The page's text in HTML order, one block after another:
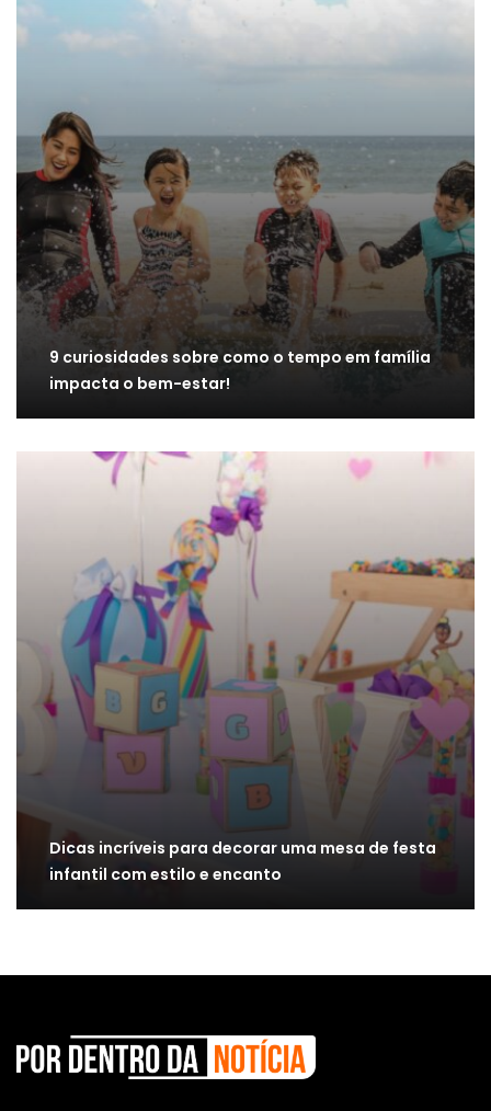
9 curiosidades sobre como o tempo em família
impacta o bem-estar!
Dicas incríveis para decorar uma mesa de festa
infantil com estilo e encanto